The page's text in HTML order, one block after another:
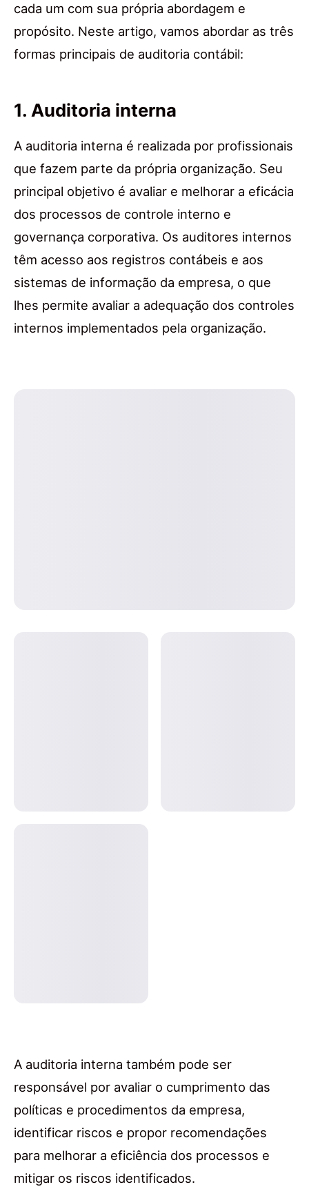
cada um com sua própria abordagem e
propósito. Neste artigo, vamos abordar as três
formas principais de auditoria contábil:
1. Auditoria interna
A auditoria interna é realizada por profissionais
que fazem parte da própria organização. Seu
principal objetivo é avaliar e melhorar a eficácia
dos processos de controle interno e
governança corporativa. Os auditores internos
têm acesso aos registros contábeis e aos
sistemas de informação da empresa, o que
lhes permite avaliar a adequação dos controles
internos implementados pela organização.
A auditoria interna também pode ser
responsável por avaliar o cumprimento das
políticas e procedimentos da empresa,
identificar riscos e propor recomendações
para melhorar a eficiência dos processos e
mitigar os riscos identificados.